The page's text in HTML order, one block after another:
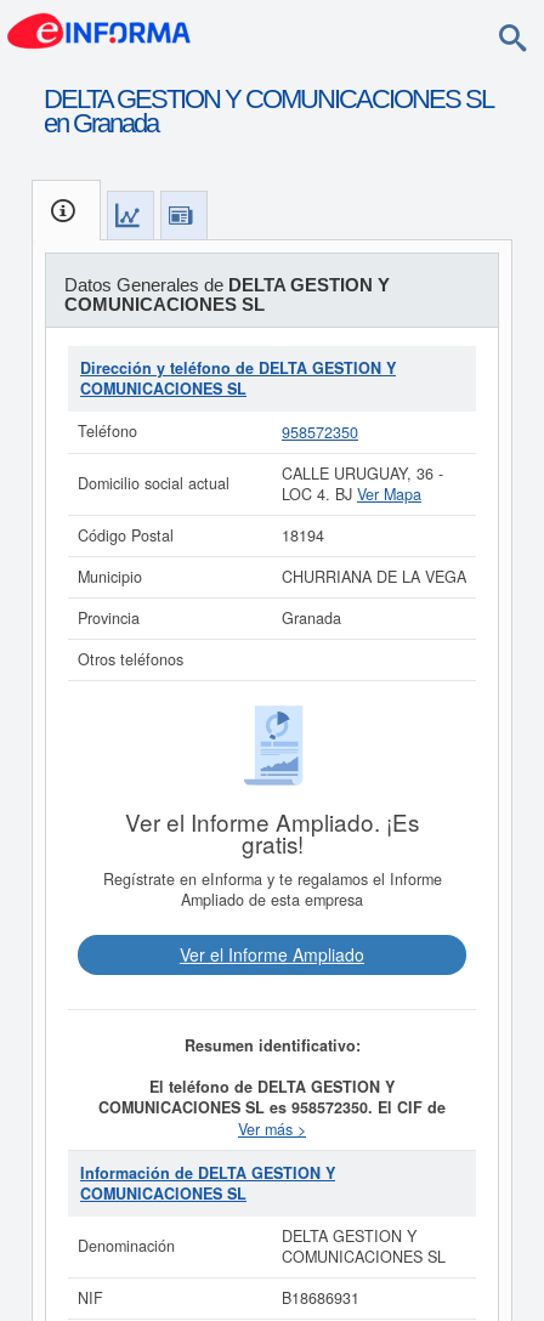
DELTA GESTION Y COMUNICACIONES SL
en Granada
Datos Generales de DELTA GESTION Y
COMUNICACIONES SL
Dirección y teléfono de DELTA GESTION Y
COMUNICACIONES SL
Teléfono
958572350
Domicilio social actual
CALLE URUGUAY, 36 -
LOC 4. BJ Ver Mapa
Código Postal
18194
Municipio
CHURRIANA DE LA VEGA
Provincia
Granada
Otros teléfonos
Ver el Informe Ampliado. ¡Es
gratis!
Regístrate en eInforma y te regalamos el Informe
Ampliado de esta empresa
Ver el Informe Ampliado
Resumen identificativo:
El teléfono de DELTA GESTION Y
COMUNICACIONES SL es 958572350. El CIF de
DELTA GESTION Y COMUNICACIONES SL es
B18686931.El día 17/05/2004 se formó la empresa
DELTA GESTION Y COMUNICACIONES SL
finalidad de SERVICIOS INFORMACION DESARROLLO
INTERNET; VENTA MAYOR/MENOR EQUIPAMIENTO
INFORMATICO HARDWARE, SOFTWARE.
HARDWARE, APLICACIONES SOFTWARE. ANA. Está
Ver más >
Información de DELTA GESTION Y
COMUNICACIONES SL
Denominación
DELTA GESTION Y
COMUNICACIONES SL
NIF
B18686931